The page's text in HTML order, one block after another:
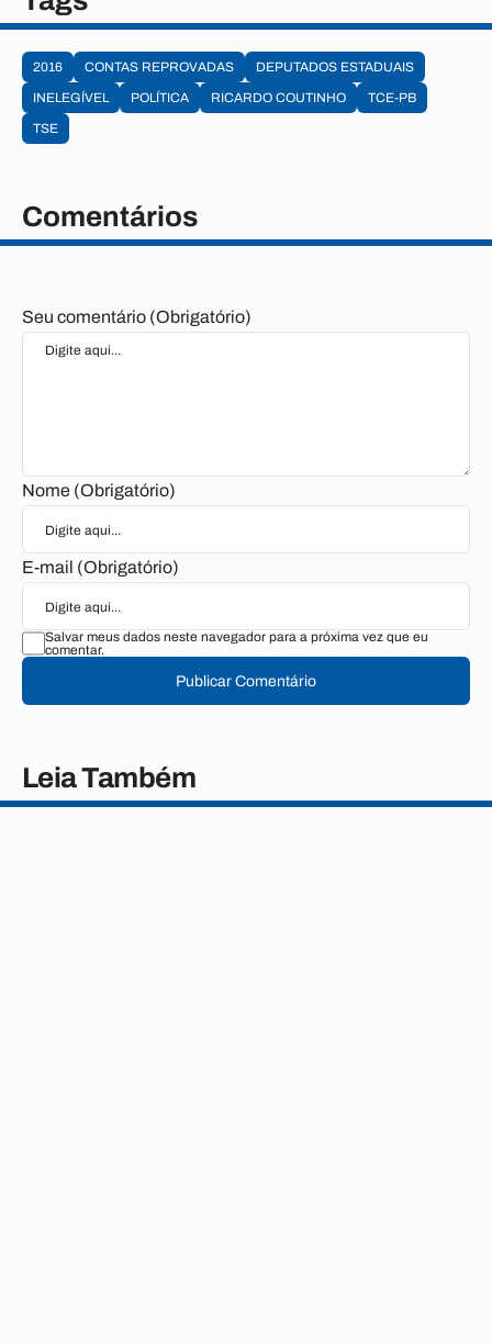
2016 CONTAS REPROVADAS
DEPUTADOS ESTADUAIS
INELEGÍVEL
POLÍTICA RICARDO COUTINHO
TCE-PB
TSE
Comentários
Seu comentário (Obrigatório)
Nome (Obrigatório)
E-mail (Obrigatório)
Salvar meus dados neste navegador para a próxima vez que eu
comentar.
Publicar Comentário
Leia Também